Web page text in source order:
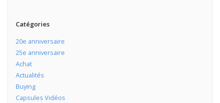
Catégories
20e anniversaire
25e anniversaire
Achat
Actualités
Buying
Capsules Vidéos